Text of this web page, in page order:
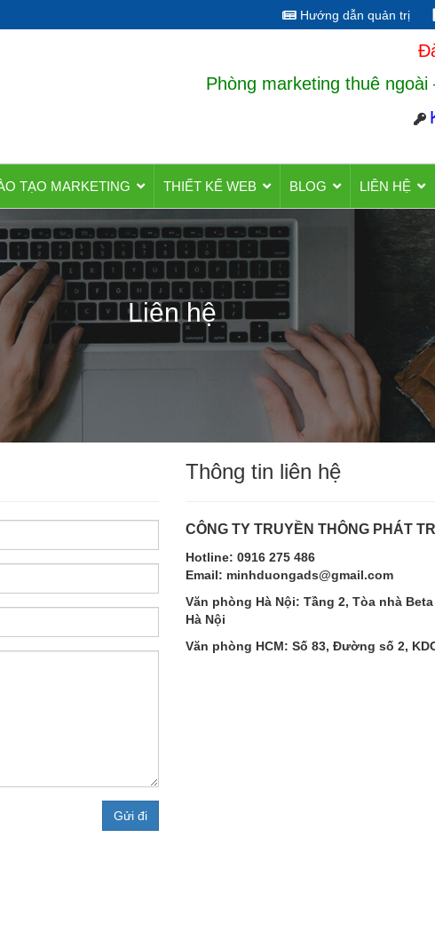
Hướng dẫn quản trị
Phòng marketing thuê
TẠO MARKETING THIẾT KẾ WEB BLOG LIÊN HỆ
Liên hệ
Thông tin liên hệ
CÔNG TY TRUYỀN THÔNG PHÁT
Hotline: 0916 275 486
Email: minhduongads@gmail.com
Văn phòng Hà Nội: Tầng 2, Tòa nhà
Hà Nội
Văn phòng HCM: Số 83, Đường số 2,